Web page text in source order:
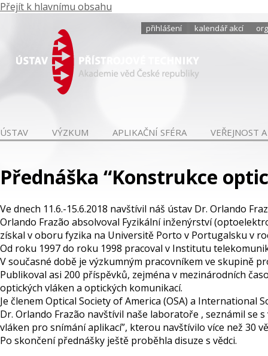
Přejít k hlavnímu obsahu
přihlášení kalendář akcí
ÚSTAV VÝZKUM APLIKAČNÍ SFÉRA VEŘEJNOST
Přednáška “Konstrukce
Ve dnech 11.6.-15.6.2018 navštívil náš ústav Dr. Orlando
Orlando Frazão absolvoval Fyzikální inženýrství
získal v oboru fyzika na Universitě Porto v Portugalsku v
Od roku 1997 do roku 1998 pracoval v Institutu
V současné době je výzkumným pracovníkem ve skupině
Publikoval asi 200 příspěvků, zejména v mezinárodních
optických vláken a optických komunikací.
Je členem Optical Society of America (OSA) a International
Dr. Orlando Frazão navštívil naše laboratoře , seznámil se
vláken pro snímání aplikací”, kterou navštívilo více než 30
Po skončení přednášky ještě proběhla disuze s vědci.